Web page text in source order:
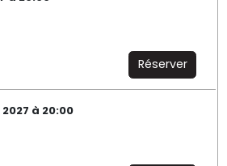
Réserver
à 20:00